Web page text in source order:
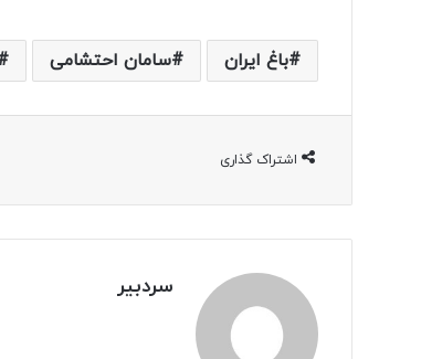
باغ ایران سامان احتشامی
اشتراک گذاری
سردبیر